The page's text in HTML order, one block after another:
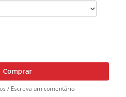
Comprar
/ Escreva um comentário